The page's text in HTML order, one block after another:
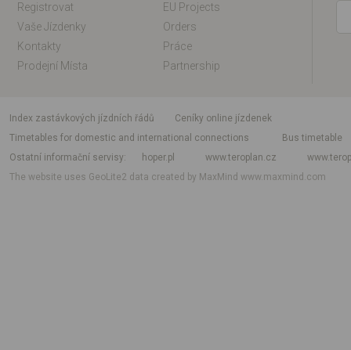
Registrovat
EU Projects
Vaše Jízdenky
Orders
Kontakty
Práce
Prodejní Místa
Partnership
index zastávkových jízdních řádů
Ceníky online jízdenek
Timetables for domestic and international connections
Bus timetable
Ostatní informační servisy
hoper.pl www.teroplan.cz
The website uses GeoLite2 data created by MaxMindwww.maxmind.com